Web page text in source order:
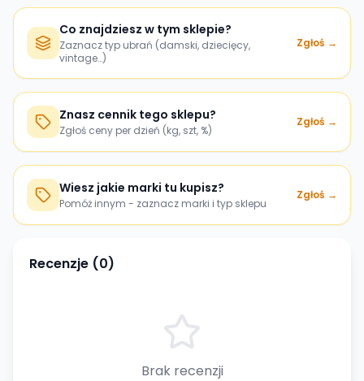
Co znajdziesz w tym sklepie?
Zaznacz typ ubrań (damski, dziecięcy,
vintage…)
Zgłoś →
Znasz cennik tego sklepu?
Zgłoś ceny per dzień (kg, szt, %)
Zgłoś →
Wiesz jakie marki tu kupisz?
Pomóż innym - zaznacz marki i typ sklepu
Zgłoś →
Recenzje (0)
Brak recenzji